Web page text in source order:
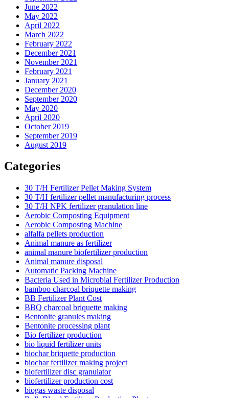
June 2022
May 2022
April 2022
March 2022
February 2022
December 2021
November 2021
February 2021
January 2021
December 2020
September 2020
May 2020
April 2020
October 2019
September 2019
August 2019
Categories
30 T/H Fertilizer Pellet Making System
30 T/H fertilizer pellet manufacturing process
30 T/H NPK fertilizer granulation line
Aerobic Composting Equipment
Aerobic Composting Machine
alfalfa pellets production
Animal manure as fertilizer
animal manure biofertilizer production
Animal manure disposal
Automatic Packing Machine
Bacteria Used in Microbial Fertilizer Production
bamboo charcoal briquette making
BB Fertilizer Plant Cost
BBQ charcoal briquette making
Bentonite granules making
Bentonite processing plant
Bio fertilizer production
bio liquid fertilizer units
biochar briquette production
biochar fertilizer making project
biofertilizer disc granulator
biofertilizer production cost
biogas waste disposal